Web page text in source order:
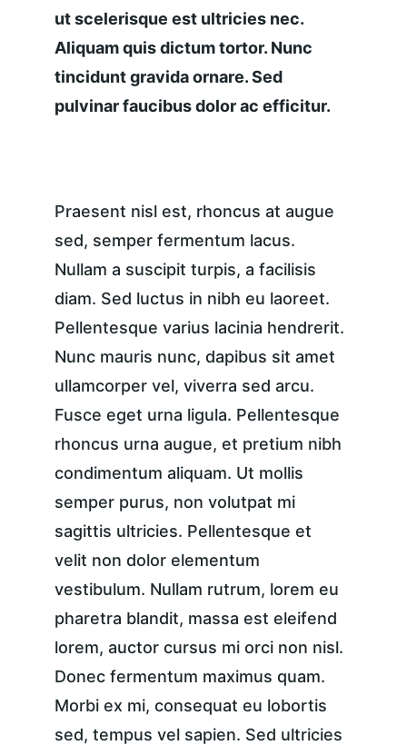
ut scelerisque est ultricies nec.
Aliquam quis dictum tortor. Nunc
tincidunt gravida ornare. Sed
pulvinar faucibus dolor ac efficitur.
Praesent nisl est, rhoncus at augue
sed, semper fermentum lacus.
Nullam a suscipit turpis, a facilisis
diam. Sed luctus in nibh eu laoreet.
Pellentesque varius lacinia hendrerit.
Nunc mauris nunc, dapibus sit amet
ullamcorper vel, viverra sed arcu.
Fusce eget urna ligula. Pellentesque
rhoncus urna augue, et pretium nibh
condimentum aliquam. Ut mollis
semper purus, non volutpat mi
sagittis ultricies. Pellentesque et
velit non dolor elementum
vestibulum. Nullam rutrum, lorem eu
pharetra blandit, massa est eleifend
lorem, auctor cursus mi orci non nisl.
Donec fermentum maximus quam.
Morbi ex mi, consequat eu lobortis
sed, tempus vel sapien. Sed ultricies